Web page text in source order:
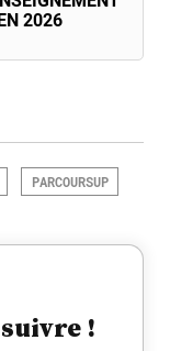
2026
PARCOURSUP
!